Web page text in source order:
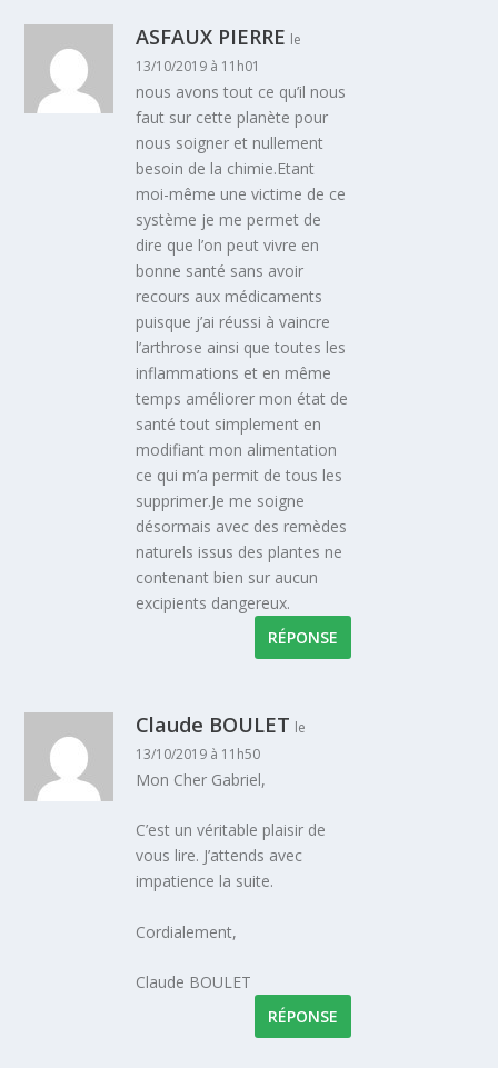
ASFAUX PIERRE le
13/10/2019 à 11h01
nous avons tout ce qu’il nous
faut sur cette planète pour
nous soigner et nullement
besoin de la chimie.Etant
moi-même une victime de ce
système je me permet de
dire que l’on peut vivre en
bonne santé sans avoir
recours aux médicaments
puisque j’ai réussi à vaincre
l’arthrose ainsi que toutes les
inflammations et en même
temps améliorer mon état de
santé tout simplement en
modifiant mon alimentation
ce qui m’a permit de tous les
supprimer.Je me soigne
désormais avec des remèdes
naturels issus des plantes ne
contenant bien sur aucun
excipients dangereux.
RÉPONSE
Claude BOULET le
13/10/2019 à 11h50
Mon Cher Gabriel,
C’est un véritable plaisir de
vous lire. J’attends avec
impatience la suite.
Cordialement,
Claude BOULET
RÉPONSE